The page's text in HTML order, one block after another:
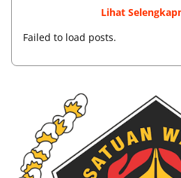
Lihat
Failed to load posts.